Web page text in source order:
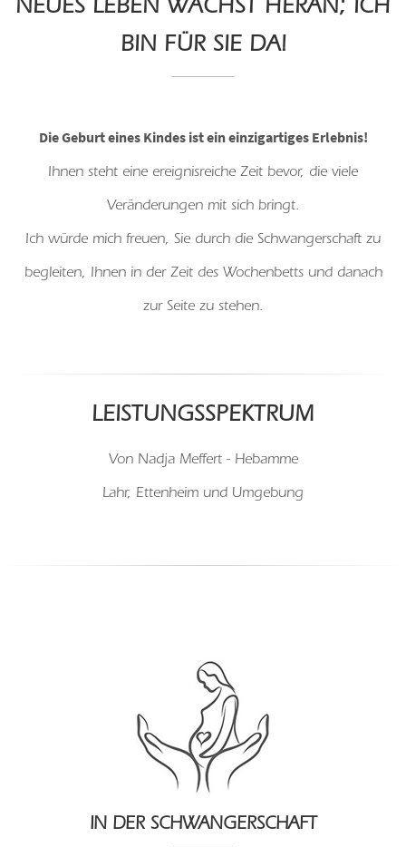
NEUES LEBEN WÄCHST HERAN; ICH
BIN FÜR SIE DA!
Die Geburt eines Kindes ist ein einzigartiges Erlebnis!
Ihnen steht eine ereignisreiche Zeit bevor, die viele
Veränderungen mit sich bringt.
Ich würde mich freuen, Sie durch die Schwangerschaft zu
begleiten, Ihnen in der Zeit des Wochenbetts und danach
zur Seite zu stehen.
LEISTUNGSSPEKTRUM
Von Nadja Meffert - Hebamme
Lahr, Ettenheim und Umgebung
IN DER SCHWANGERSCHAFT